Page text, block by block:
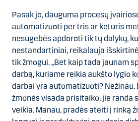
Pasak jo, dauguma procesų
automatizuoti per tris ar keturis
nesugebės apdoroti tik tų dalykų,
nestandartiniai, reikalauja
tik žmogui. „Bet kaip tada jaunam
darbą, kuriame reikia aukšto lygio
darbai yra automatizuoti? Nežinau.
žmonės visada prisitaiko, jie randa
veikia. Manau, pradės ateiti į rinką